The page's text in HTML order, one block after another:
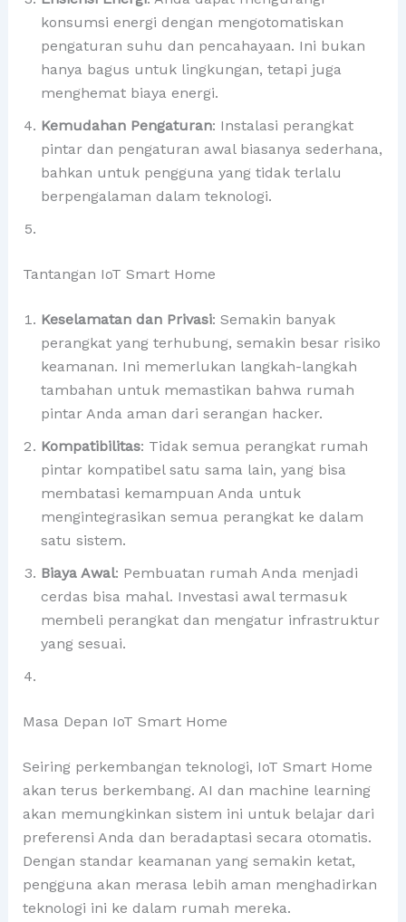
konsumsi energi dengan mengotomatiskan
pengaturan suhu dan pencahayaan. Ini bukan
hanya bagus untuk lingkungan, tetapi juga
menghemat biaya energi.
Kemudahan Pengaturan: Instalasi perangkat
pintar dan pengaturan awal biasanya sederhana,
bahkan untuk pengguna yang tidak terlalu
berpengalaman dalam teknologi.
Tantangan IoT Smart Home
Keselamatan dan Privasi: Semakin banyak
perangkat yang terhubung, semakin besar risiko
keamanan. Ini memerlukan langkah-langkah
tambahan untuk memastikan bahwa rumah
pintar Anda aman dari serangan hacker.
Kompatibilitas: Tidak semua perangkat rumah
pintar kompatibel satu sama lain, yang bisa
membatasi kemampuan Anda untuk
mengintegrasikan semua perangkat ke dalam
satu sistem.
Biaya Awal: Pembuatan rumah Anda menjadi
cerdas bisa mahal. Investasi awal termasuk
membeli perangkat dan mengatur infrastruktur
yang sesuai.
Masa Depan IoT Smart Home
Seiring perkembangan teknologi, IoT Smart Home
akan terus berkembang. AI dan machine learning
akan memungkinkan sistem ini untuk belajar dari
preferensi Anda dan beradaptasi secara otomatis.
Dengan standar keamanan yang semakin ketat,
pengguna akan merasa lebih aman menghadirkan
teknologi ini ke dalam rumah mereka.